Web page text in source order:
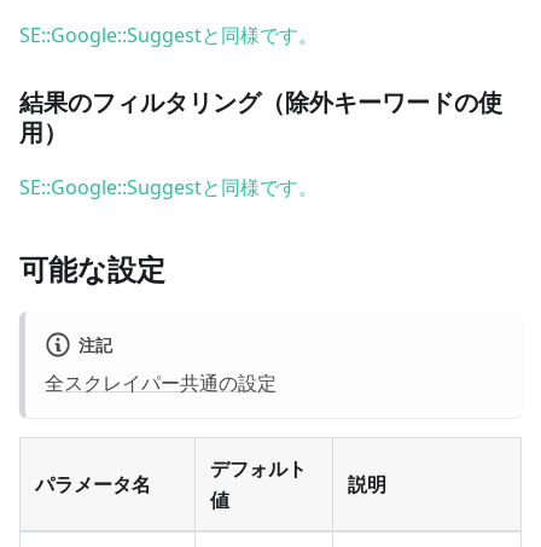
SE::Google::Suggestと同様です。
結果のフィルタリング（除外キーワードの使
用）
SE::Google::Suggestと同様です。
可能な設定
注記
全スクレイパー共通の設定
パラメータ名
デフォルト
値
説明